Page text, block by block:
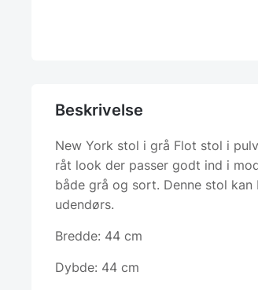
Beskrivelse
New York stol i grå Flot stol i
råt look der passer godt ind i
både grå og sort. Denne stol
udendørs.
Bredde: 44 cm
Dybde: 44 cm